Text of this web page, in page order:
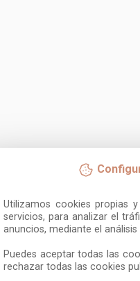
Utilizamos cookies propias
servicios, para analizar el
anuncios, mediante el
Puedes aceptar todas las
rechazar todas las cookies